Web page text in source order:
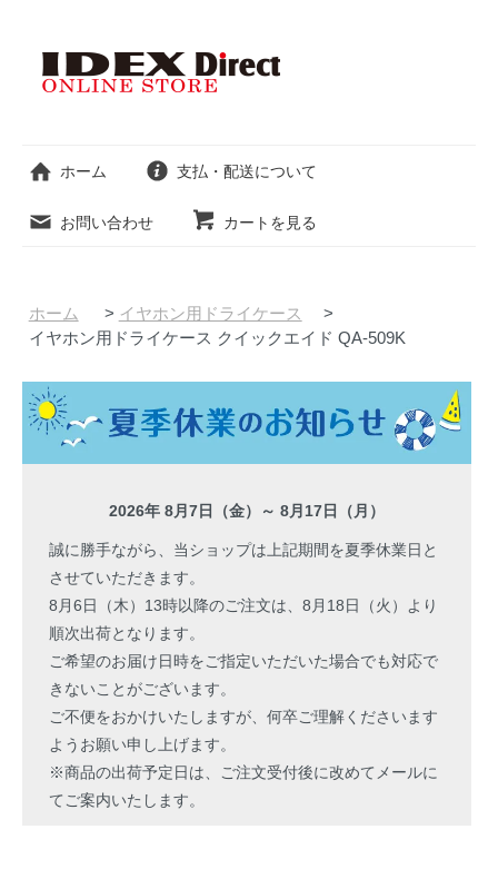
ホーム 支払・配送について
お問い合わせ カートを見る
ホーム > イヤホン用ドライケース
>
イヤホン用ドライケース クイックエイド QA-509K
2026年 8月7日（金）～ 8月17日（月）
誠に勝手ながら、当ショップは上記期間を夏季休業日と
させていただきます。
8月6日（木）13時以降のご注文は、8月18日（火）より
順次出荷となります。
ご希望のお届け日時をご指定いただいた場合でも対応で
きないことがございます。
ご不便をおかけいたしますが、何卒ご理解くださいます
ようお願い申し上げます。
※商品の出荷予定日は、ご注文受付後に改めてメールに
てご案内いたします。